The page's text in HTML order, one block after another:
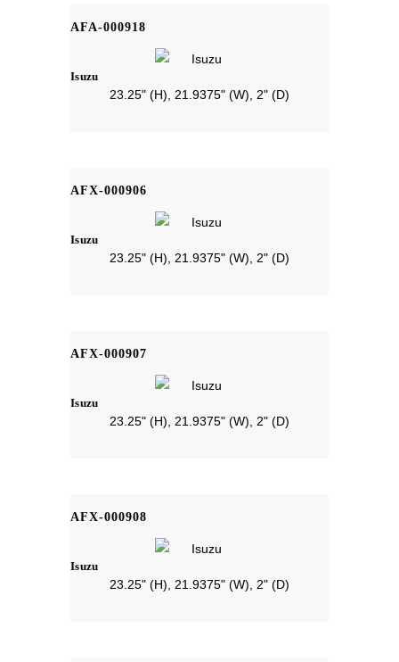
AFA-000918
Isuzu
23.25" (H), 21.9375" (W), 2" (D)
AFX-000906
Isuzu
23.25" (H), 21.9375" (W), 2" (D)
AFX-000907
Isuzu
23.25" (H), 21.9375" (W), 2" (D)
AFX-000908
Isuzu
23.25" (H), 21.9375" (W), 2" (D)